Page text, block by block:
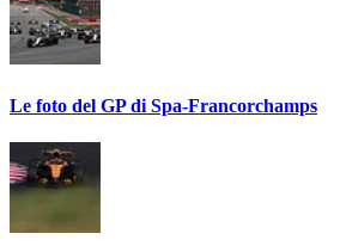
Le foto del GP di Spa-Francorchamps